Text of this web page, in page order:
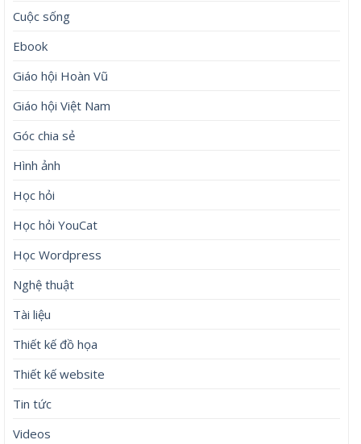
Cuộc sống
Ebook
Giáo hội Hoàn Vũ
Giáo hội Việt Nam
Góc chia sẻ
Hình ảnh
Học hỏi
Học hỏi YouCat
Học Wordpress
Nghệ thuật
Tài liệu
Thiết kế đồ họa
Thiết kế website
Tin tức
Videos